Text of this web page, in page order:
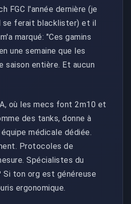
FGC l'année dernière (je
se ferait blacklister) et il
marqué: "Ces gamins
une semaine que les
saison entière. Et aucun
où les mecs font 2m10 et
des tanks, donne à
médicale dédiée.
Protocoles de
Spécialistes du
Si ton org est généreuse
ergonomique.